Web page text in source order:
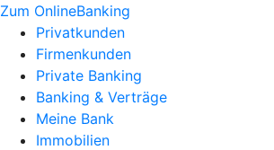
Zum OnlineBanking
Privatkunden
Firmenkunden
Private Banking
Banking & Verträge
Meine Bank
Immobilien